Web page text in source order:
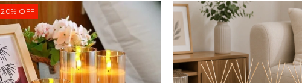
20% OFF